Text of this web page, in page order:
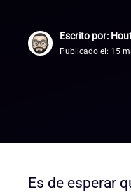
Escrito por:
Publicado el: 15
Es de esperar